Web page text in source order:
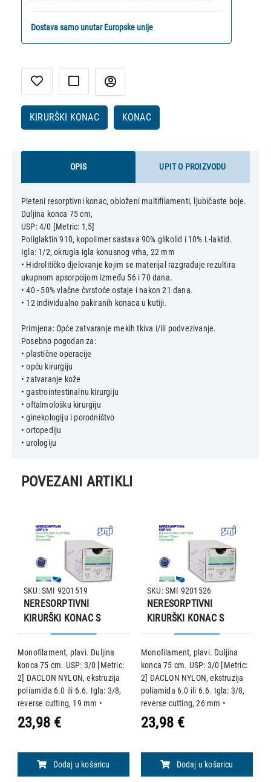
Dostava samo unutar Europske unije
KIRURŠKI KONAC KONAC
OPIS UPIT O PROIZVODU
Pleteni resorptivni konac, obloženi multifilamenti, ljubičaste boje.
Duljina konca 75 cm,
USP: 4/0 [Metric: 1,5]
Poliglaktin 910, kopolimer sastava 90% glikolid i 10% L-laktid.
Igla: 1/2, okrugla igla konusnog vrha, 22 mm
• Hidrolitičko djelovanje kojim se materijal razgrađuje rezultira
ukupnom apsorpcijom između 56 i 70 dana.
• 40 - 50% vlačne čvrstoće ostaje i nakon 21 dana.
• 12 individualno pakiranih konaca u kutiji.
Primjena: Opće zatvaranje mekih tkiva i/ili podvezivanje.
Posebno pogodan za:
• plastične operacije
• opću kirurgiju
• zatvaranje kože
• gastrointestinalnu kirurgiju
• oftalmološku kirurgiju
• ginekologiju i porodništvo
• ortopediju
POVEZANI ARTIKLI
NERESORPTIVNI
KIRURŠKI KONAC S
IGLOM, DACLON NYLON,
USP 3/0, IGLA 3/8,
reverse cutting, 19
mm/75 cm, pakiranje od
12 komada
Monofilament, plavi. Duljina
konca 75 cm. USP: 3/0 [Metric:
2] DACLON NYLON, ekstruzija
poliamida 6.0 ili 6.6. Igla: 3/8,
reverse cutting, 19 mm •
Neresorptivni, postupno
kapsuliran vezivnim tkivom.
godišnje zbog pu
SKU: SMI 9201519
23,98 €
Dodaj u košaricu
NERESORPTIVNI
KIRURŠKI KONAC S
IGLOM, DACLON NYLON,
USP 3/0, IGLA 3/8,
reverse cutting, 26
mm/75 cm, pakiranje od
12 komada
Monofilament, plavi. Duljina
konca 75 cm. USP: 3/0 [Metric:
2] DACLON NYLON, ekstruzija
poliamida 6.0 ili 6.6. Igla: 3/8,
reverse cutting, 26 mm •
Neresorptivni, postupno
kapsuliran vezivnim tkivom.
godišnje zbog pu
SKU: SMI 9201526
23,98 €
Dodaj u košaricu